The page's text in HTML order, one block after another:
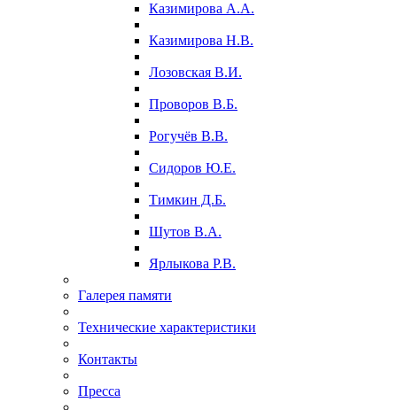
Казимирова А.А.
Казимирова Н.В.
Лозовская В.И.
Проворов В.Б.
Рогучёв В.В.
Сидоров Ю.Е.
Тимкин Д.Б.
Шутов В.А.
Ярлыкова Р.В.
Галерея памяти
Технические характеристики
Контакты
Пресса